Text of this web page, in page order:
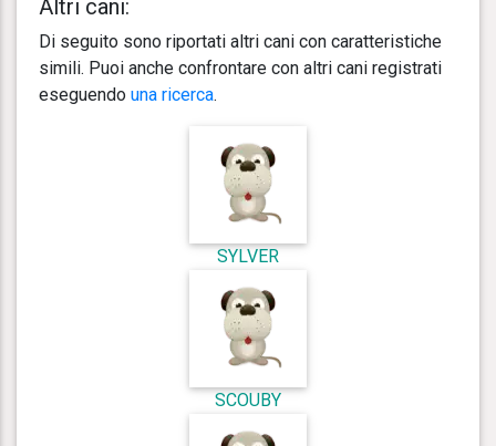
Altri cani:
Di seguito sono riportati altri cani con caratteristiche
simili. Puoi anche confrontare con altri cani registrati
eseguendo una ricerca.
SYLVER
SCOUBY